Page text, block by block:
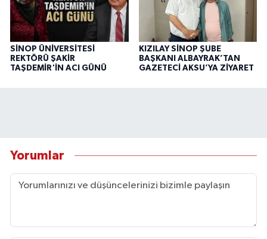
SİNOP ÜNİVERSİTESİ
REKTÖRÜ ŞAKİR
TAŞDEMİR'İN ACI GÜNÜ
KIZILAY SİNOP ŞUBE
BAŞKANI ALBAYRAK’TAN
GAZETECİ AKSU’YA ZİYARET
Yorumlar